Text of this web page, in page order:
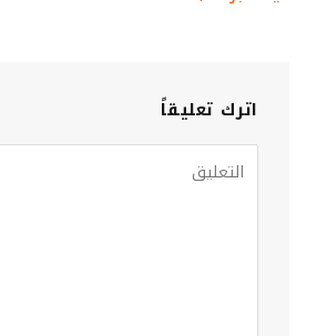
اترك تعليقاً